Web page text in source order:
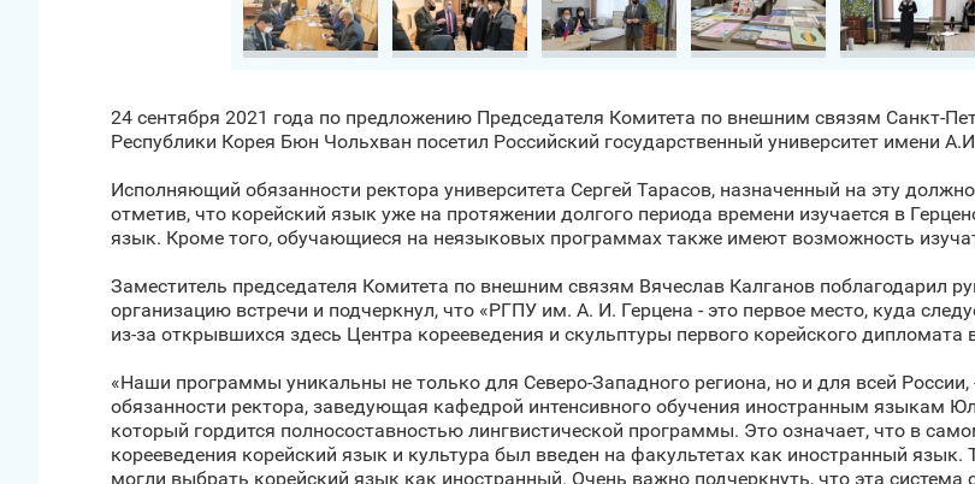
24 сентября 2021 года по предложению Председателя Комитета по внешним связям
Республики Корея Бюн Чольхван посетил Российский государственный университет имени
Исполняющий обязанности ректора университета Сергей Тарасов, назначенный на эту
отметив, что корейский язык уже на протяжении долгого периода времени изучается в
язык. Кроме того, обучающиеся на неязыковых программах также имеют возможность
Заместитель председателя Комитета по внешним связям Вячеслав Калганов поблагодарил
организацию встречи и подчеркнул, что «РГПУ им. А. И. Герцена - это первое место, куда
из-за открывшихся здесь Центра корееведения и скульптуры первого корейского дипломата
«Наши программы уникальны не только для Северо-Западного региона, но и для всей
обязанности ректора, заведующая кафедрой интенсивного обучения иностранным языкам
который гордится полносоставностью лингвистической программы. Это означает, что в
корееведения корейский язык и культура был введен на факультетах как иностранный
могли выбрать корейский язык как иностранный. Очень важно подчеркнуть, что эта система